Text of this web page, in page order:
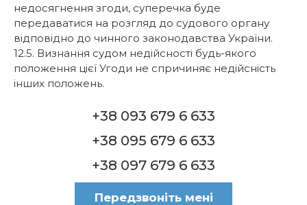
недосягнення згоди, суперечка буде
передаватися на розгляд до судового органу
відповідно до чинного законодавства України.
12.5. Визнання судом недійсності будь-якого
положення цієї Угоди не спричиняє недійсність
інших положень.
+38 093 679 6 633
+38 095 679 6 633
+38 097 679 6 633
Передзвоніть мені